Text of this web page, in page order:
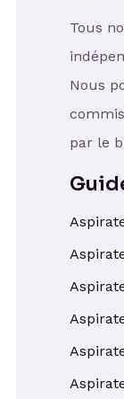
Tous
Nous
par le